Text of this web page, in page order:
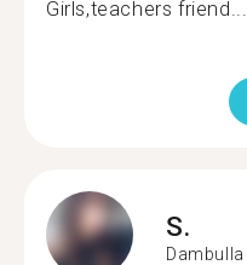
Girls,teachers friend...
S.
Dambulla